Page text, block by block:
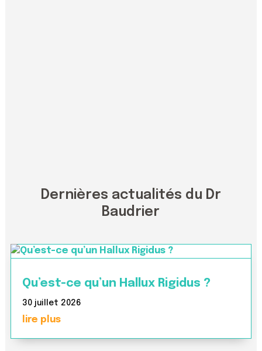
Dernières actualités du Dr
Baudrier
Qu’est-ce qu’un Hallux Rigidus ?
30 juillet 2026
lire plus